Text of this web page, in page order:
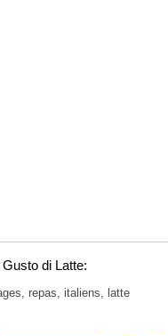
di Latte:
repas, italiens, latte